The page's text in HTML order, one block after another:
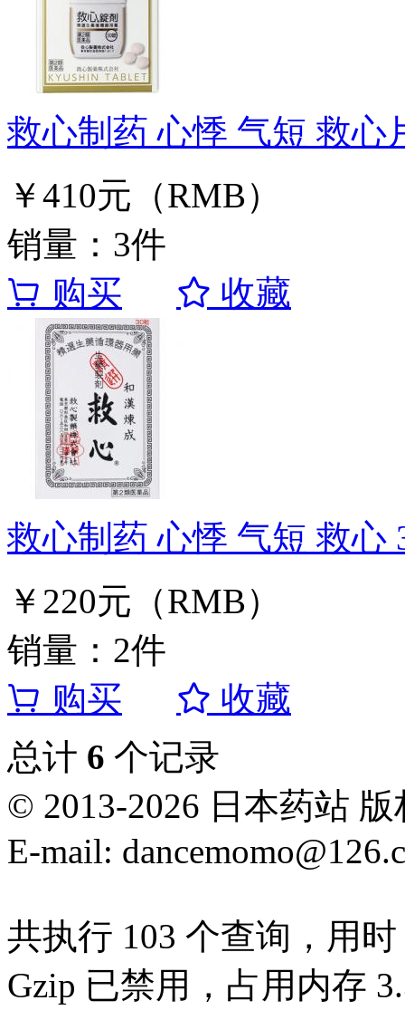
救心制药 心悸 气短 救心
￥410元（RMB）
销量：3件
购买
收藏
救心制药 心悸 气短 救心
￥220元（RMB）
销量：2件
购买
收藏
总计 6 个记录
© 2013-2026 日本药站
E-mail:
共执行 103 个查询，用
Gzip 已禁用，占用内存